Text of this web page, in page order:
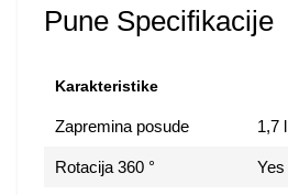
Pune Specifikacije
Karakteristike
Zapremina posude 1,7 l
Rotacija 360 ° Yes